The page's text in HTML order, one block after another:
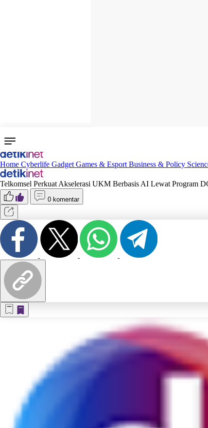
Home Cyberlife Gadget Games & Esport Business & Policy
Telkomsel Perkuat Akselerasi UKM Berbasis AI Lewat Program
0 komentar